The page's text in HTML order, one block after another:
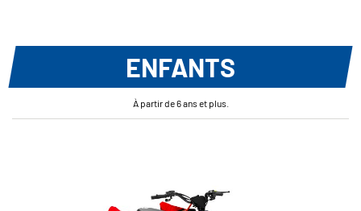
ENFANTS
À partir de 6 ans et plus.